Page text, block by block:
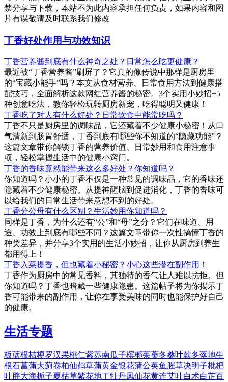
禁分享与下载，本站不为此内容承担任何负责，如果内容和图
片有误敬请及时联系我们修改
丁香好处作用与功效知识
丁香营养酱到底有什么神奇之处？日常怎么吃更健康？
最近被“丁香营养酱”刷屏了？它真的像传说中那样是厨房里
的“宝藏小能手”吗？本文从食材营养、日常食用方法到健康搭
配技巧，全面解析这款网红营养酱的秘密。3个实用小妙招+5
种创意吃法，教你轻松玩转厨房新宠，吃得聪明又健康！
丁香吃了对人有什么好处？日常饮食中能常吃吗？
丁香不只是厨房里的调味品，它还藏着不少健康小秘密！从口
气清新到肠胃舒适，丁香到底有哪些你不知道的“隐藏功能”？
这篇文章带你解锁丁香的营养价值、日常妙用和食用注意事
项，轻松掌握生活中的健康小窍门。
丁香的香味竟然能带来这么多好处？你知道吗？
你知道吗？小小的丁香不仅是一种常见的调味品，它的香味还
隐藏着不少健康秘密。从提神醒脑到促进消化，丁香的香味可
以给我们的日常生活带来意想不到的好处。
丁香分公母有什么区别？生活妙用你知道吗？
同样是丁香，为什么还有“公”和“母”之分？它们在味道、用
途、功效上到底有哪些不同？这篇文章带你一次性搞懂丁香的
种类差异，并分享3个实用的生活小妙招，让你从厨房到养生
都用得上！
丁香入菜提香，但也藏着小秘密？小心这些潜在副作用！
丁香作为厨房中的常见香料，其独特的香气让人难以抗拒。但
你知道吗？丁香也暗藏一些健康隐患。这篇帖子将为你揭示丁
香可能带来的副作用，让你在享受美味的同时也能保护好自己
的健康。
生活专题
板蓝根桔梗罗汉果桃仁紫苏南瓜子槟榔茱萸冬桑叶款冬落地生
根石菖蒲大蓟卷柏仙鹤草蒲黄金银花蒲公英鱼腥草决明子枇杷
叶胖大海栀子夏枯草紫花地丁牡丹凤仙花黄连艾叶白术白芷百